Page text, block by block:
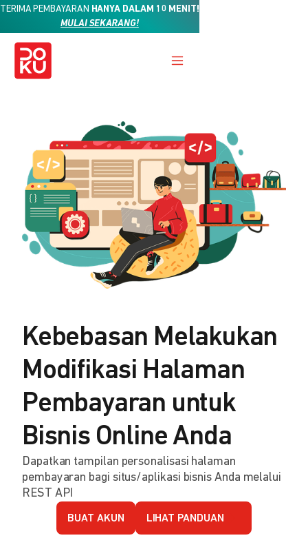
TERIMA PEMBAYARAN HANYA DALAM 10 MENIT!
MULAI SEKARANG!
Kebebasan Melakukan
Modifikasi Halaman
Pembayaran untuk
Bisnis Online Anda
Dapatkan tampilan personalisasi halaman
pembayaran bagi situs/aplikasi bisnis Anda melalui
REST API
BUAT AKUN LIHAT PANDUAN